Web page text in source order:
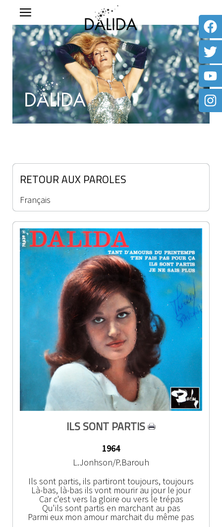
RETOUR AUX PAROLES
Français
ILS SONT PARTIS
1964
L.Jonhson/P.Barouh
Ils sont partis, ils partiront toujours, toujours
Là-bas, là-bas ils vont mourir au jour le jour
Car c'est vers la gloire ou vers le trépas
Qu'ils sont partis en marchant au pas
Parmi eux mon amour marchait du même pas